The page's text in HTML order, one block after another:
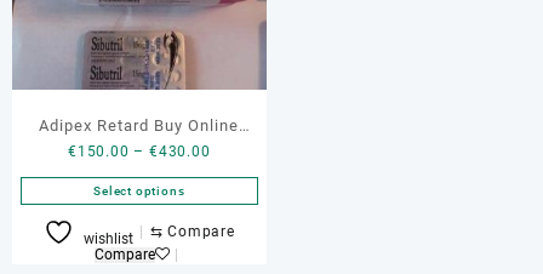
Adipex Retard Buy Online
Portugal
€150.00 – €430.00
range:
€150.00
through
Select options
This
product
wishlist ⇆ Compare
Compare